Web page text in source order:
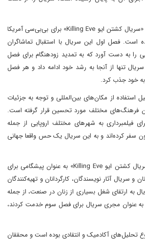
علاوه بر تحسین منتقدان، «سریال کشتن ایو Killing Eve» برای بی‌بی‌سی آمریکا
است. فصل اول این سریال با استقبال تماشاگران
را به دست آورد که به تمدید زودهنگام برای فصل
تنها از آنجا به رشد خود ادامه داد و هر فصل
به خود جذب کرد.
استفاده از مکان‌های بین‌المللی و توجه به جزئیات
فرهنگ‌های مختلف مورد تحسین قرار گرفته است.
فیلمبرداری به شهر‌های مختلف اروپایی از جمله
سفر کرده‌اند و به این سریال یک حس واقعا جهانی
از نظر میراثی که دارد، «سریال کشتن ایو Killing Eve» به عنوان پیشگامی برای
سریال آثار نویسندگان، کارگردانان و تهیه‌کنندگان
به ارتقای شغل بسیاری از زنان در صنعت، از جمله
به عنوان مجری سریال برای فصل سوم خدمت کردند،
تحلیل‌های آکادمیک و انتقادی بوده است و محققان